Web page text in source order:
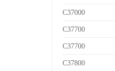
C37000
C37700
C37700
C37800